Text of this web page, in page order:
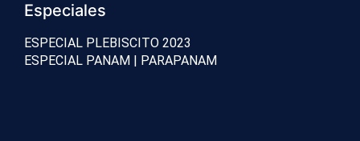
Especiales
ESPECIAL PLEBISCITO 2023
ESPECIAL PANAM | PARAPANAM